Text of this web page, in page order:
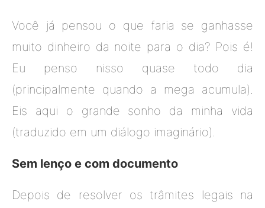
Você já pensou o que faria se ganhasse
muito dinheiro da noite para o dia? Pois é!
Eu penso nisso quase todo dia
(principalmente quando a mega acumula).
Eis aqui o grande sonho da minha vida
(traduzido em um diálogo imaginário).
Sem lenço e com documento
Depois de resolver os trâmites legais na